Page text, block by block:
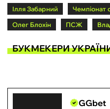
Ілля Забарний
Чемпіонат
Олег Блохін
ПСЖ
БУКМЕКЕРИ
GGbet